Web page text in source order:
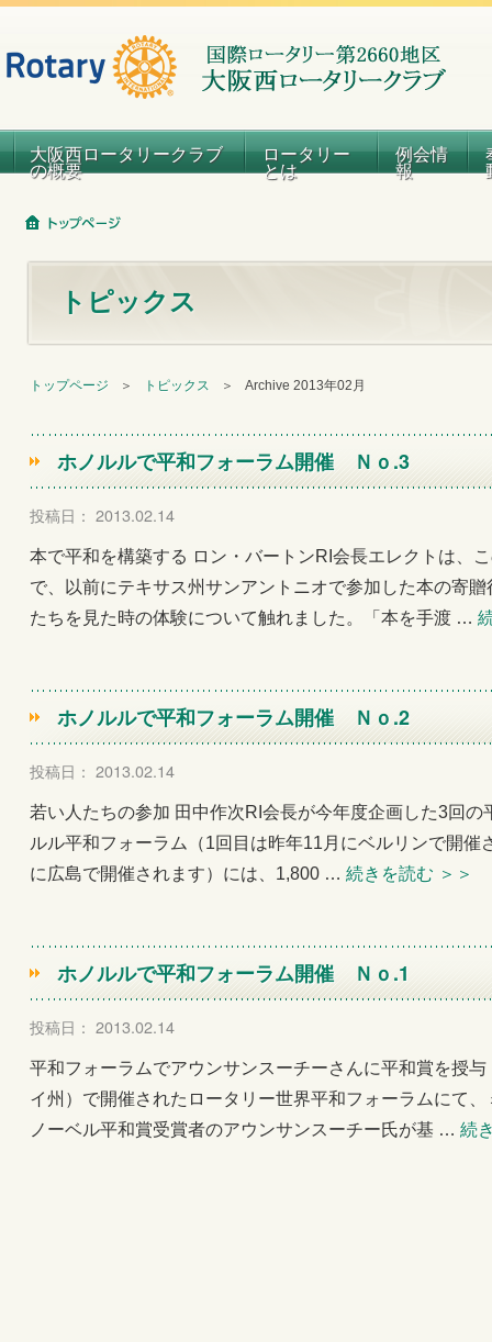
大阪西ロータリークラブ
の概要
ロータリー
とは
例会情
報
トピックス
トップページ ＞ トピックス ＞ Archive 2013年02月
ホノルルで平和フォーラム開催 Ｎｏ.3
投稿日： 2013.02.14
本で平和を構築する ロン・バートンRI会長エレクトは、
で、以前にテキサス州サンアントニオで参加した本の寄
たちを見た時の体験について触れました。「本を手渡 …
ホノルルで平和フォーラム開催 Ｎｏ.2
投稿日： 2013.02.14
若い人たちの参加 田中作次RI会長が今年度企画した3回
ルル平和フォーラム（1回目は昨年11月にベルリンで開催
に広島で開催されます）には、1,800 … 続きを読む ＞＞
ホノルルで平和フォーラム開催 Ｎｏ.1
投稿日： 2013.02.14
平和フォーラムでアウンサンスーチーさんに平和賞を授
イ州）で開催されたロータリー世界平和フォーラムにて
ノーベル平和賞受賞者のアウンサンスーチー氏が基 … 続